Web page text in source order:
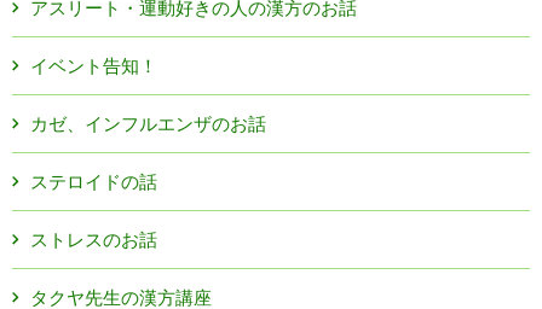
アスリート・運動好きの人の漢方のお話
イベント告知！
カゼ、インフルエンザのお話
ステロイドの話
ストレスのお話
タクヤ先生の漢方講座